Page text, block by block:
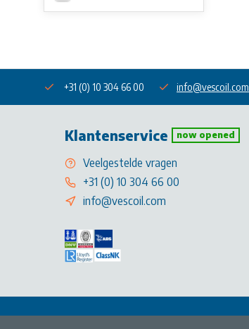
+31 (0) 10 304 66 00 info@vescoil.com
Klantenservice now opened
Veelgestelde vragen
+31 (0) 10 304 66 00
info@vescoil.com